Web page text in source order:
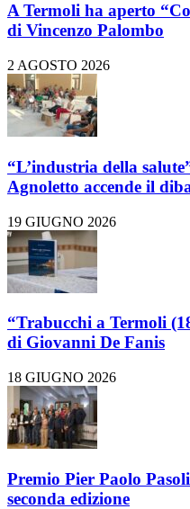
A Termoli ha aperto
di Vincenzo Palombo
2 AGOSTO 2026
“L’industria della
Agnoletto accende il
19 GIUGNO 2026
“Trabucchi a Termoli
di Giovanni De Fanis
18 GIUGNO 2026
Premio Pier Paolo
seconda edizione